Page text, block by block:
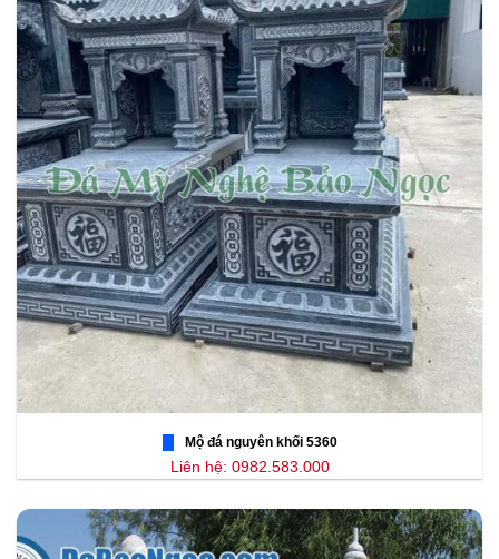
Mộ đá nguyên khối 5360
Liên hệ: 0982.583.000